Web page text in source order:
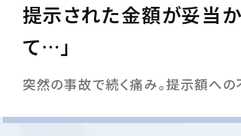
提示された金額が妥当
て…」
突然の事故で続く痛み。提示額への